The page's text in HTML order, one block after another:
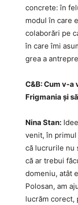
concrete: în
modul în care
colaborări pe
în care îmi
grea a
C&B:Cum v-a
Frigmania și
Nina Stan:
venit, în
că lucrurile nu
că ar trebui
domeniu, atât
Polosan, am
lucrăm corect,